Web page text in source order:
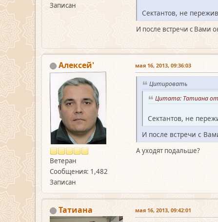
Записан
Сектантов, не
И после встречи с Вами
Алексей'
Ветеран
Сообщения: 1,482
Записан
мая 16, 2013, 09:36:03
Цитировать
Цитата: Татиана от
Сектантов, не
И после встречи с
А уходят подальше?
Татиана мая 16, 2013, 09:42:01